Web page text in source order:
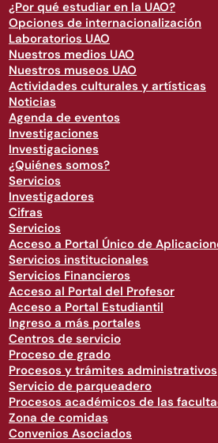
¿Por qué estudiar en la UAO?
Opciones de internacionalización
Laboratorios UAO
Nuestros medios UAO
Nuestros museos UAO
Actividades culturales y artísticas
Noticias
Agenda de eventos
Investigaciones
Investigaciones
¿Quiénes somos?
Servicios
Investigadores
Cifras
Servicios
Acceso a Portal Único de
Servicios institucionales
Servicios Financieros
Acceso al Portal del Profesor
Acceso a Portal Estudiantil
Ingreso a más portales
Centros de servicio
Proceso de grado
Procesos y trámites administrativos
Servicio de parqueadero
Procesos académicos de las
Zona de comidas
Convenios Asociados